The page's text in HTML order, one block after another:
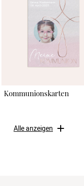
Kommunionskarten
Alle anzeigen